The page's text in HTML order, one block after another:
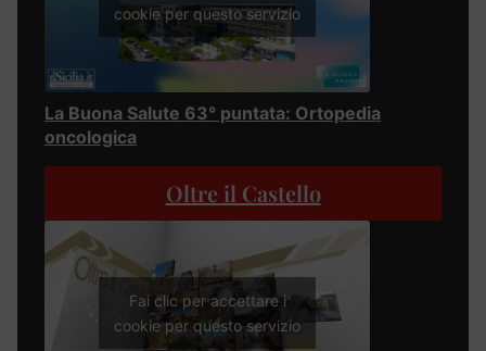
cookie per questo servizio
La Buona Salute 63° puntata: Ortopedia
oncologica
Oltre il Castello
Fai clic per accettare i
cookie per questo servizio